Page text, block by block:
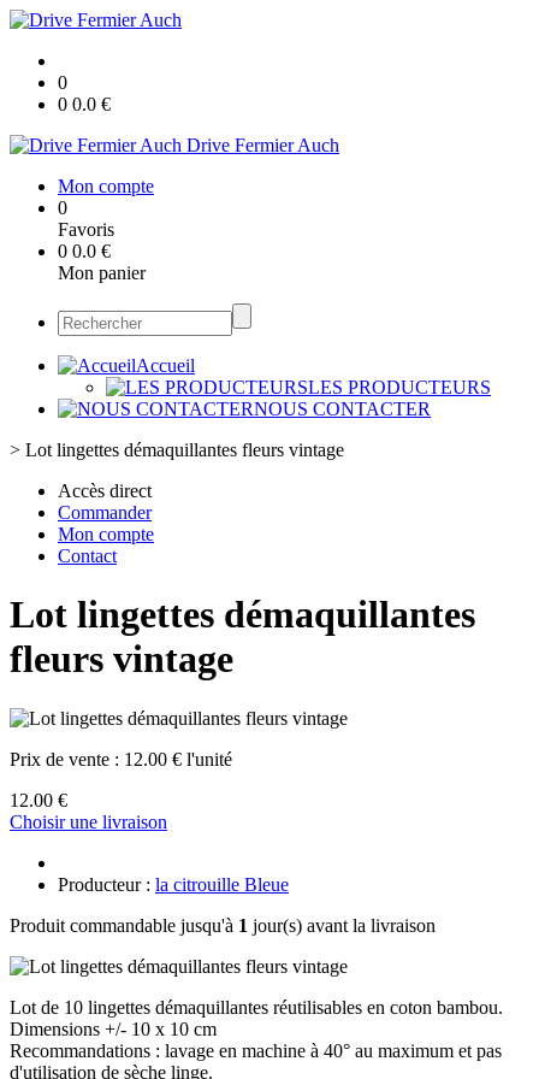
0
0 0.0 €
Drive Fermier Auch
Mon compte
0
Favoris
0 0.0 €
Mon panier
Accueil
LES PRODUCTEURS
NOUS CONTACTER
> Lot lingettes démaquillantes fleurs vintage
Accès direct
Commander
Mon compte
Contact
Lot lingettes démaquillantes
fleurs vintage
Prix de vente : 12.00 € l'unité
12.00 €
Choisir une livraison
Producteur : la citrouille Bleue
Produit commandable jusqu'à 1 jour(s) avant la livraison
Lot de 10 lingettes démaquillantes réutilisables en coton bambou.
Dimensions +/- 10 x 10 cm
Recommandations : lavage en machine à 40° au maximum et pas
d'utilisation de sèche linge.